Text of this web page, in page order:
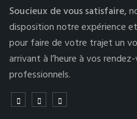
Soucieux de vous satisfaire,
disposition notre expérience
pour faire de votre trajet un
arrivant à l’heure à vos
professionnels.